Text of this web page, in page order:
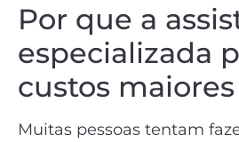
Por que a
especializada
custos maiores
Muitas pessoas tentam